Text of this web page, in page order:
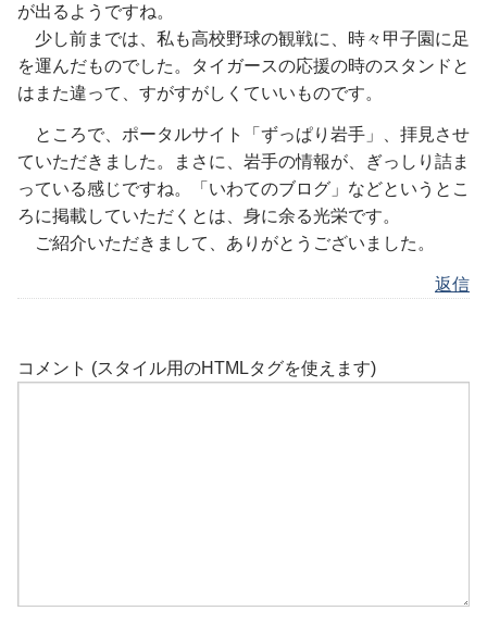
が出るようですね。
少し前までは、私も高校野球の観戦に、時々甲子園に足
を運んだものでした。タイガースの応援の時のスタンドと
はまた違って、すがすがしくていいものです。
ところで、ポータルサイト「ずっぱり岩手」、拝見させ
ていただきました。まさに、岩手の情報が、ぎっしり詰ま
っている感じですね。「いわてのブログ」などというとこ
ろに掲載していただくとは、身に余る光栄です。
ご紹介いただきまして、ありがとうございました。
返信
コメント (スタイル用のHTMLタグを使えます)